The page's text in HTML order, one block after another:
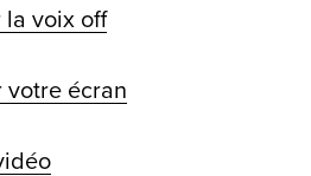
la voix off
votre écran